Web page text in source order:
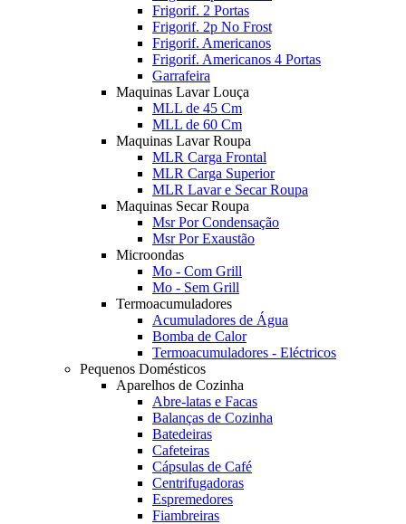
Frigorif. 2 Portas
Frigorif. 2p No Frost
Frigorif. Americanos
Frigorif. Americanos 4 Portas
Garrafeira
Maquinas Lavar Louça
MLL de 45 Cm
MLL de 60 Cm
Maquinas Lavar Roupa
MLR Carga Frontal
MLR Carga Superior
MLR Lavar e Secar Roupa
Maquinas Secar Roupa
Msr Por Condensação
Msr Por Exaustão
Microondas
Mo - Com Grill
Mo - Sem Grill
Termoacumuladores
Acumuladores de Água
Bomba de Calor
Termoacumuladores - Eléctricos
Pequenos Domésticos
Aparelhos de Cozinha
Abre-latas e Facas
Balanças de Cozinha
Batedeiras
Cafeteiras
Cápsulas de Café
Centrifugadoras
Espremedores
Fiambreiras